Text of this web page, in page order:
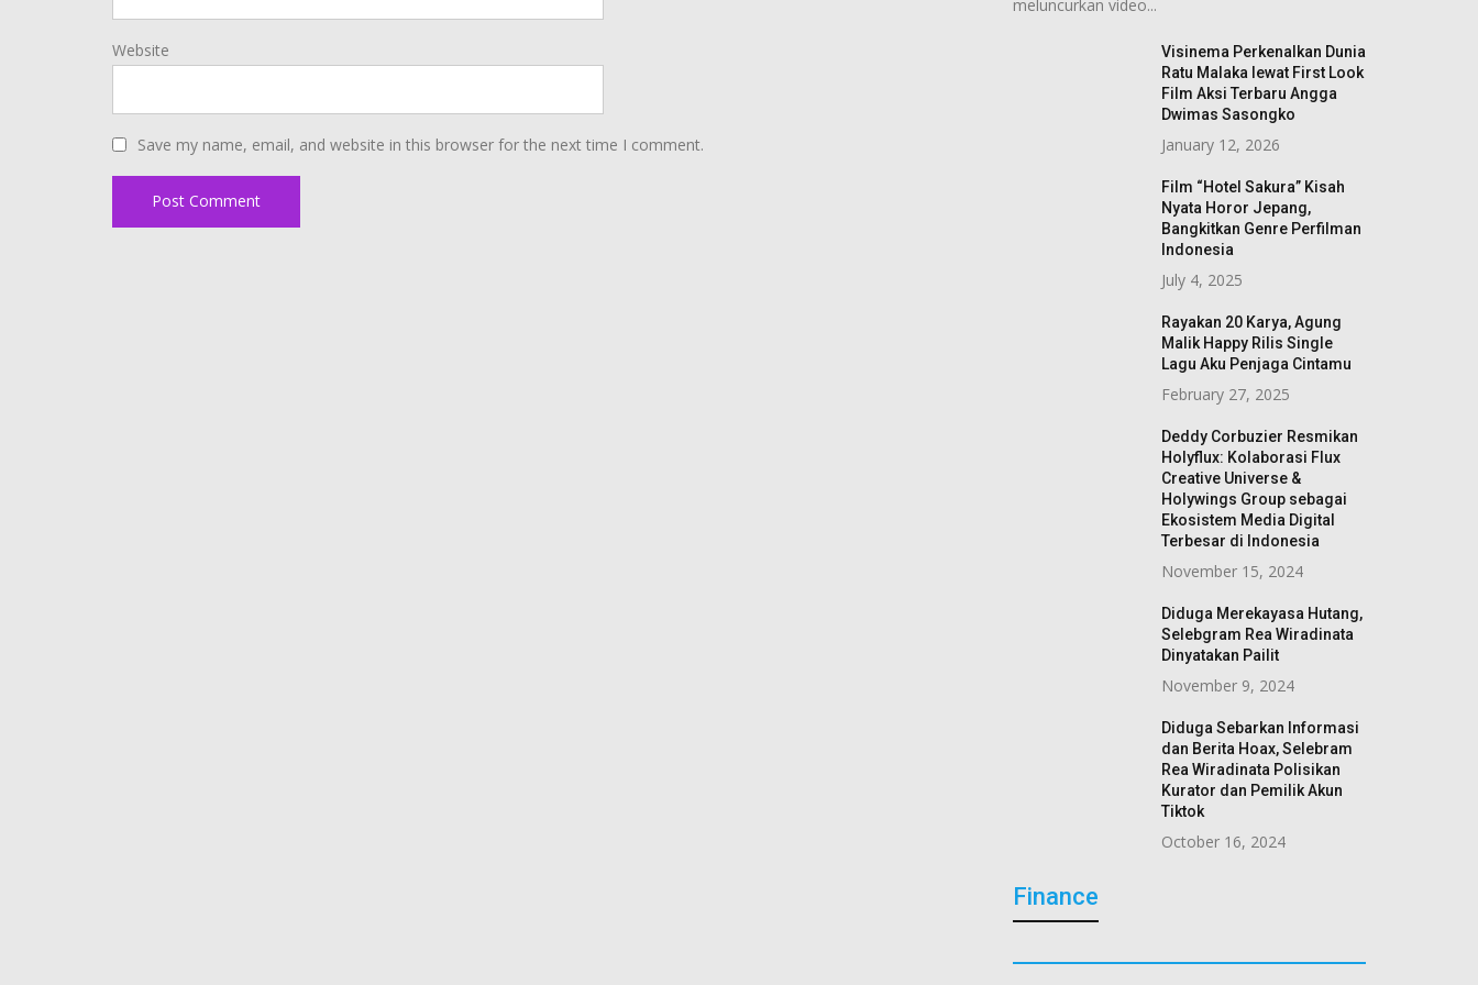
Website
Save my name, email, and website in this browser for the next time I comment.
meluncurkan video...
Visinema Perkenalkan Dunia
Ratu Malaka lewat First Look
Film Aksi Terbaru Angga
Dwimas Sasongko
January 12, 2026
Film “Hotel Sakura” Kisah
Nyata Horor Jepang,
Bangkitkan Genre Perfilman
Indonesia
July 4, 2025
Rayakan 20 Karya, Agung
Malik Happy Rilis Single
Lagu Aku Penjaga Cintamu
February 27, 2025
Deddy Corbuzier Resmikan
Holyflux: Kolaborasi Flux
Creative Universe &
Holywings Group sebagai
Ekosistem Media Digital
Terbesar di Indonesia
November 15, 2024
Diduga Merekayasa Hutang,
Selebgram Rea Wiradinata
Dinyatakan Pailit
November 9, 2024
Diduga Sebarkan Informasi
dan Berita Hoax, Selebram
Rea Wiradinata Polisikan
Kurator dan Pemilik Akun
Tiktok
October 16, 2024
Finance